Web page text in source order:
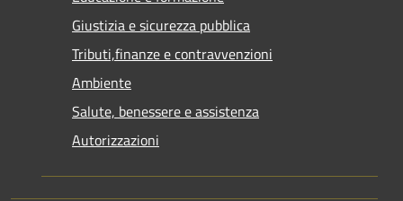
Giustizia e sicurezza pubblica
Tributi,finanze e contravvenzioni
Ambiente
Salute, benessere e assistenza
Autorizzazioni